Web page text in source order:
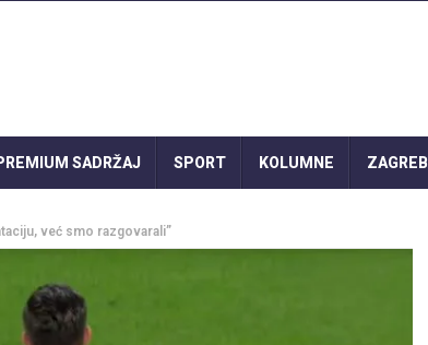
SADRŽAJ SPORT KOLUMNE ZAGREB
već smo razgovarali”